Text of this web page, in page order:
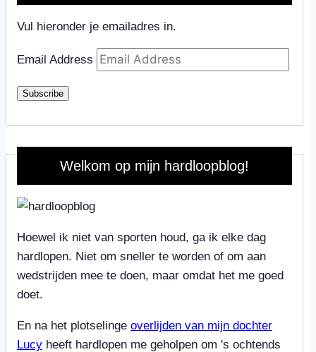
Vul hieronder je emailadres in.
Email Address
Subscribe
Welkom op mijn hardloopblog!
Hoewel ik niet van sporten houd, ga ik elke dag
hardlopen. Niet om sneller te worden of om aan
wedstrijden mee te doen, maar omdat het me goed
doet.
En na het plotselinge overlijden van mijn dochter
Lucy heeft hardlopen me geholpen om 's ochtends